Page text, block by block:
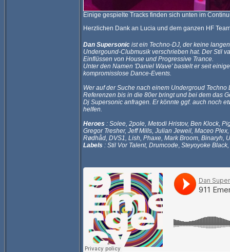
Einige gespielte Tracks finden sich unten im
Herzlichen Dank an Lucia und dem ganzen HF
Dan Supersonic ist ein Techno-DJ, der keine
Undergound-Clubmusik verschrieben hat. Der Stil
Einflüssen von House und Progressive Trance.
Unter den Namen 'Daniel Wave' bastelt er seit
kompromisslose Dance-Events.
Wer auf der Suche nach einem Undergroud
Referenzen bis in die 80er bringt und bei dem das
Dj Supersonic anfragen. Er könnte ggf. auch noch
helfen.
Heroes : Solee, 2pole, Metodi Hristov, Ben Klock,
Gregor Tresher, Jeff Mills, Julian Jeweil, Maceo
Rødhåd, DVS1, Lish, Phaxe, Mark Broom, Binaryh,
Labels : Stil Vor Talent, Drumcode, Steyoyoke